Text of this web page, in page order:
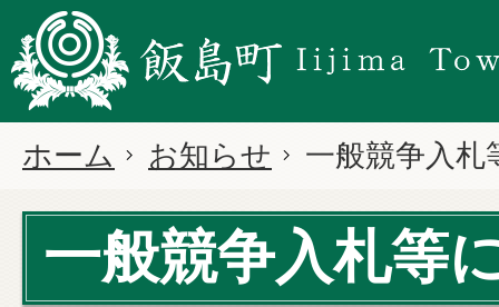
ホーム お知らせ 一般競争入札
一般競争入札等